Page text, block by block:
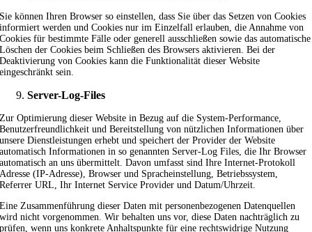
Sie können Ihren Browser so einstellen, dass Sie über das Setzen von Cookies
informiert werden und Cookies nur im Einzelfall erlauben, die Annahme von
Cookies für bestimmte Fälle oder generell ausschließen sowie das automatische
Löschen der Cookies beim Schließen des Browsers aktivieren. Bei der
Deaktivierung von Cookies kann die Funktionalität dieser Website
eingeschränkt sein.
Server-Log-Files
Zur Optimierung dieser Website in Bezug auf die System-Performance,
Benutzerfreundlichkeit und Bereitstellung von nützlichen Informationen über
unsere Dienstleistungen erhebt und speichert der Provider der Website
automatisch Informationen in so genannten Server-Log Files, die Ihr Browser
automatisch an uns übermittelt. Davon umfasst sind Ihre Internet-Protokoll
Adresse (IP-Adresse), Browser und Spracheinstellung, Betriebssystem,
Referrer URL, Ihr Internet Service Provider und Datum/Uhrzeit.
Eine Zusammenführung dieser Daten mit personenbezogenen Datenquellen
wird nicht vorgenommen. Wir behalten uns vor, diese Daten nachträglich zu
prüfen, wenn uns konkrete Anhaltspunkte für eine rechtswidrige Nutzung